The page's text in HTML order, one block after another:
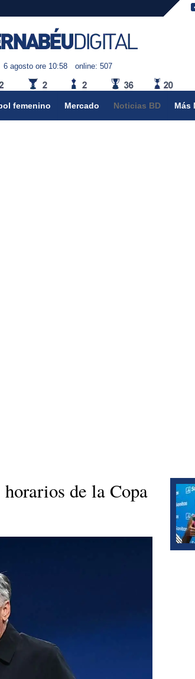
6 agosto ore 10:58 online: 507
femenino Mercado Noticias BD Más
de la Copa